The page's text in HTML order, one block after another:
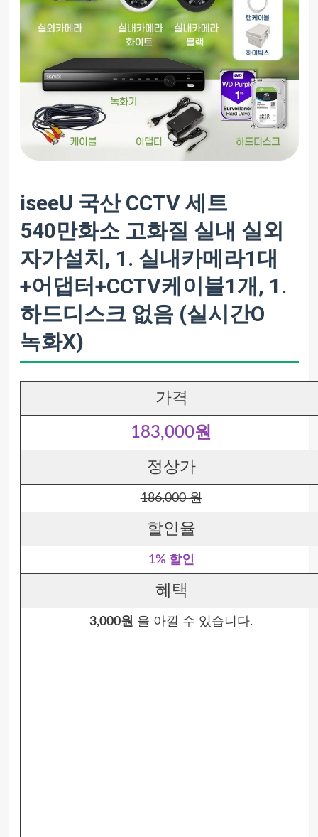
iseeU 국산 CCTV 세트
540만화소 고화질 실내 실외
자가설치, 1. 실내카메라1대
+어댑터+CCTV케이블1개, 1.
하드디스크 없음 (실시간O
녹화X)
가격
183,000원
정상가
186,000 원
할인율
1% 할인
혜택
3,000원 을 아낄 수 있습니다.